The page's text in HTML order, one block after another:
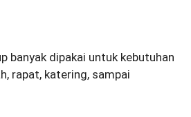
banyak dipakai untuk kebutuhan
rapat, katering, sampai